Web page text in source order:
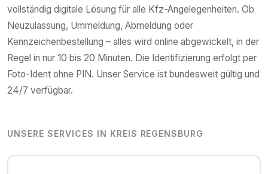
vollständig digitale Lösung für alle Kfz-Angelegenheiten. Ob
Neuzulassung, Ummeldung, Abmeldung oder
Kennzeichenbestellung – alles wird online abgewickelt, in der
Regel in nur 10 bis 20 Minuten. Die Identifizierung erfolgt per
Foto-Ident ohne PIN. Unser Service ist bundesweit gültig und
24/7 verfügbar.
UNSERE SERVICES IN KREIS REGENSBURG